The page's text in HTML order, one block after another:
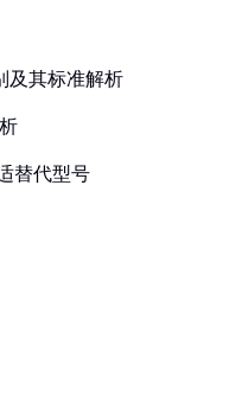
及其标准解析
替代型号